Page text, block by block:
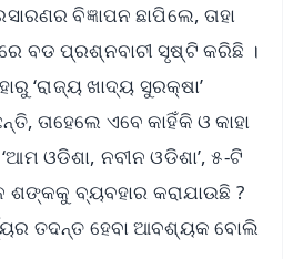
ବିଜ୍ଞାପନ ଛାପିଲେ, ତାହା
ବଡ ପ୍ରଶ୍ନବାଚୀ ସୃଷ୍ଟି କରିଛି ।
‘ରାଜ୍ୟ ଖାଦ୍ୟ ସୁରକ୍ଷା’
ତାହେଲେ ଏବେ କାହିଁକି ଓ କାହା
ଓଡିଶା, ନବୀନ ଓଡିଶା’, ୫-ଟି
ଶଙ୍କକୁ ବ୍ୟବହାର କରାଯାଉଛି ?
ତଦନ୍ତ ହେବା ଆବଶ୍ୟକ ବୋଲି